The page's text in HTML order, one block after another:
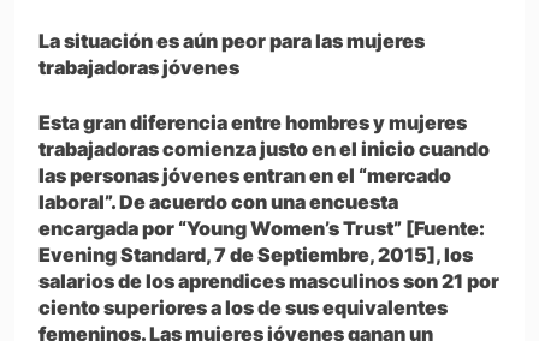
La situación es aún peor para las mujeres
trabajadoras jóvenes
Esta gran diferencia entre hombres y mujeres
trabajadoras comienza justo en el inicio cuando
las personas jóvenes entran en el “mercado
laboral”. De acuerdo con una encuesta
encargada por “Young Women’s Trust” [Fuente:
Evening Standard, 7 de Septiembre, 2015], los
salarios de los aprendices masculinos son 21 por
ciento superiores a los de sus equivalentes
femeninos. Las mujeres jóvenes ganan un